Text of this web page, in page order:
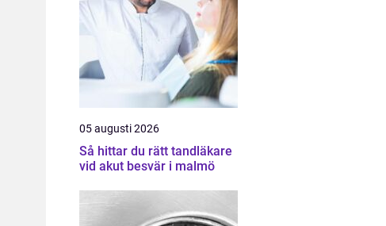
05 augusti 2026
Så hittar du rätt tandläkare
vid akut besvär i malmö